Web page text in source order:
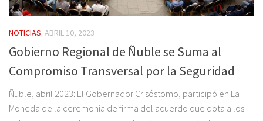
NOTICIAS ABRIL 10, 2023
Gobierno Regional de Ñuble se Suma al
Compromiso Transversal por la Seguridad
Ñuble, abril 2023: El Gobernador Crisóstomo, participó en La
Moneda de la ceremonia de firma del acuerdo que dota a los